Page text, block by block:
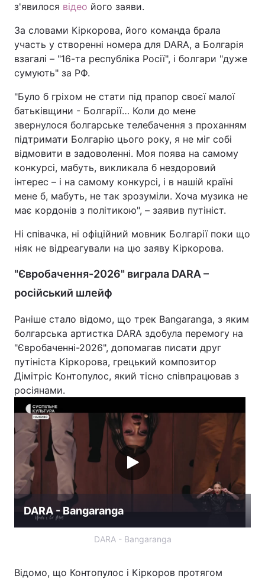
з'явилося відео його заяви.
За словами Кіркорова, його команда брала
участь у створенні номера для DARA, а Болгарія
взагалі – "16-та республіка Росії", і болгари "дуже
сумують" за РФ.
"Було б гріхом не стати під прапор своєї малої
батьківщини - Болгарії… Коли до мене
звернулося болгарське телебачення з проханням
підтримати Болгарію цього року, я не міг собі
відмовити в задоволенні. Моя поява на самому
конкурсі, мабуть, викликала б нездоровий
інтерес – і на самому конкурсі, і в нашій країні
мене б, мабуть, не так зрозуміли. Хоча музика не
має кордонів з політикою", – заявив путініст.
Ні співачка, ні офіційний мовник Болгарії поки що
ніяк не відреагували на цю заяву Кіркорова.
"Євробачення-2026" виграла DARA –
російський шлейф
Раніше стало відомо, що трек Bangaranga, з яким
болгарська артистка DARA здобула перемогу на
"Євробаченні-2026", допомагав писати друг
путініста Кіркорова, грецький композитор
Дімітріс Контопулос, який тісно співпрацював з
росіянами.
DARA - Bangaranga
DARA - Bangaranga
Відомо, що Контопулос і Кіркоров протягом